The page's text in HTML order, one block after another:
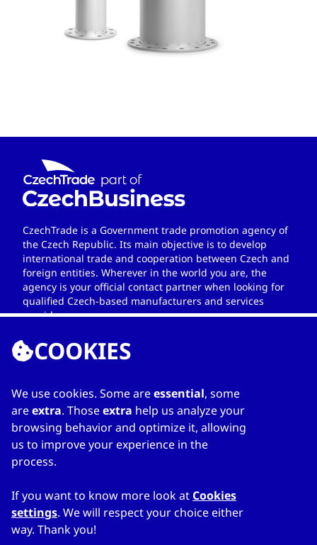
CzechTrade is a Government trade promotion agency of
the Czech Republic. Its main objective is to develop
international trade and cooperation between Czech and
foreign entities. Wherever in the world you are, the
agency is your official contact partner when looking for
qualified Czech-based manufacturers and services
providers.
ССЫЛКИ
Home
О каталоге
Мой список
COOKIES
We use cookies. Some areessential, some
areextra. Thoseextra help us analyze your
browsing behavior and optimize it, allowing
us to improve your experience in the
process.
If you want to know more look at Cookies
settings. We will respect your choice either
way. Thank you!